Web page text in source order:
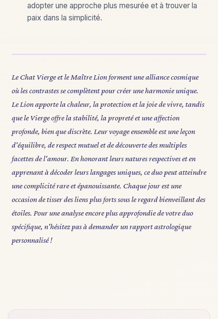
adopter une approche plus mesurée et à trouver la
paix dans la simplicité.
Le Chat Vierge et le Maître Lion forment une alliance cosmique
où les contrastes se complètent pour créer une harmonie unique.
Le Lion apporte la chaleur, la protection et la joie de vivre, tandis
que le Vierge offre la stabilité, la propreté et une affection
profonde, bien que discrète. Leur voyage ensemble est une leçon
d'équilibre, de respect mutuel et de découverte des multiples
facettes de l'amour. En honorant leurs natures respectives et en
apprenant à décoder leurs langages uniques, ce duo peut atteindre
une complicité rare et épanouissante. Chaque jour est une
occasion de tisser des liens plus forts sous le regard bienveillant des
étoiles. Pour une analyse encore plus approfondie de votre duo
spécifique, n'hésitez pas à demander un rapport astrologique
personnalisé !